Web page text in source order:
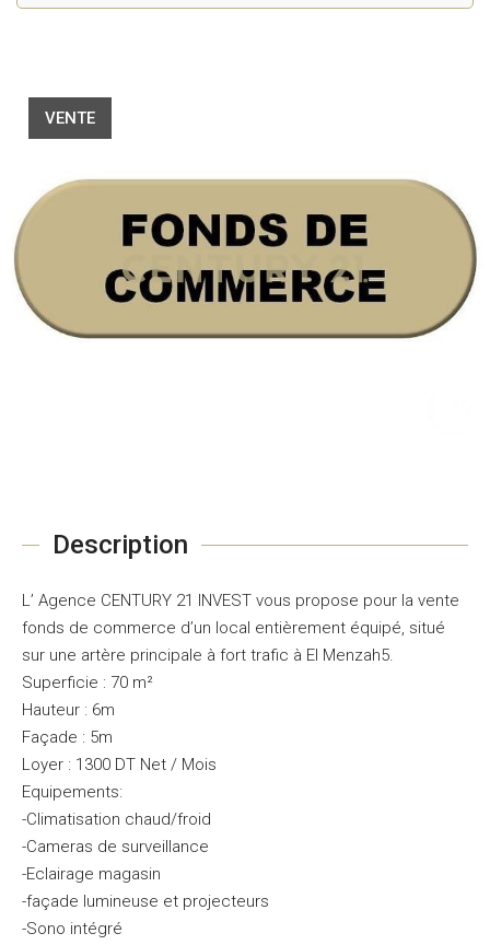
VENTE
Description
L’ Agence CENTURY 21 INVEST vous propose pour la vente
fonds de commerce d’un local entièrement équipé, situé
sur une artère principale à fort trafic à El Menzah5.
Superficie : 70 m²
Hauteur : 6m
Façade : 5m
Loyer : 1300 DT Net / Mois
Equipements:
-Climatisation chaud/froid
-Cameras de surveillance
-Eclairage magasin
-façade lumineuse et projecteurs
-Sono intégré